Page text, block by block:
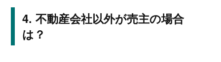
不動産会社以外が売主の場合
は？